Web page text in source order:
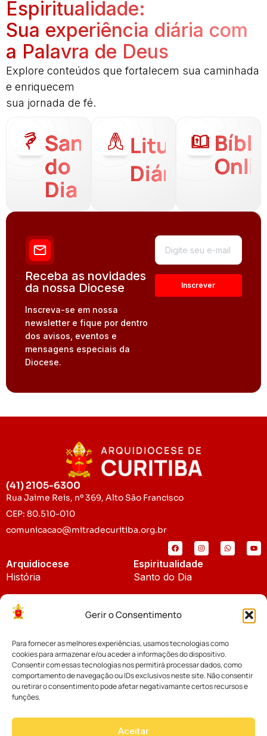
Gerir o Consentimento
Para fornecer as melhores experiências, usamos tecnologias como
cookies para armazenar e/ou aceder a informações do dispositivo.
Consentir com essas tecnologias nos permitirá processar dados, como
comportamento de navegação ou IDs exclusivos neste site. Não consentir
ou retirar o consentimento pode afetar negativamante certos recursos e
funções.
Aceitar
Espiritualidade:
Sua experiência diária com
a Palavra de Deus
Explore conteúdos que fortalecem sua caminhada
e enriquecem
sua jornada de fé.
Santo
do
Dia
Liturgia
Diária
Receba as novidades
da nossa Diocese
Inscreva-se em nossa
newsletter e fique por dentro
dos avisos, eventos e
mensagens especiais da
Diocese.
(41) 2105-6300
Rua Jaime Reis, nº 369, Alto São Francisco
CEP: 80.510-010
comunicacao@mitradecuritiba.org.br
Arquidiocese
História
Padroeira
Espiritualidade
Santo do Dia
Notícias
Notícias da Arquidiocese
Notícias Cáritas
Cúria Diocesana
Fundo Diocesano
Vicariatos da Educação